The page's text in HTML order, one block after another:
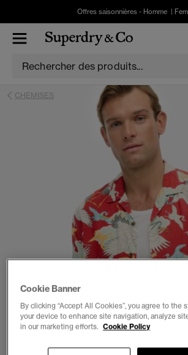
Offres saisonnières - Homme
CHEMISES
Cookie Banner
By clicking “Accept All Cookies”, you agree to the
your device to enhance site navigation, analyze
in our marketing efforts. Cookie Policy